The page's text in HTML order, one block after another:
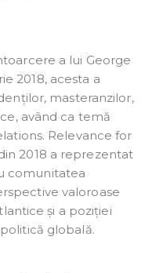
a lui George
2018, acesta a
masteranzilor,
având ca temă
Relevance for
2018 a reprezentat
comunitatea
valoroase
și a poziției
globală.